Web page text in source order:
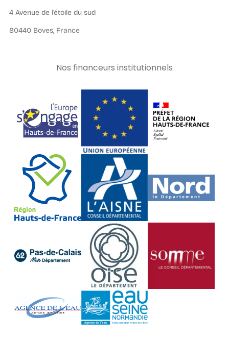
4 Avenue de l’étoile du sud
80440 Boves, France
Nos financeurs institutionnels